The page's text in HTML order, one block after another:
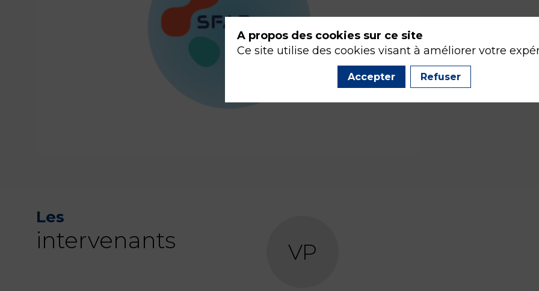
Les
intervenants VP
A propos des cookies sur ce site
Ce site utilise des cookies visant à améliorer votre
Accepter Refuser